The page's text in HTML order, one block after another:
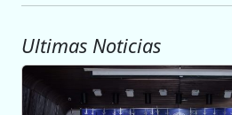
Ultimas Noticias